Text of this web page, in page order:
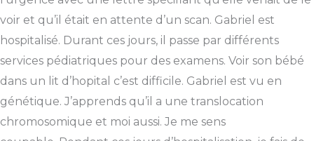
voir et qu’il était en attente d’un scan. Gabriel est
hospitalisé. Durant ces jours, il passe par différents
services pédiatriques pour des examens. Voir son bébé
dans un lit d’hopital c’est difficile. Gabriel est vu en
génétique. J’apprends qu’il a une translocation
chromosomique et moi aussi. Je me sens